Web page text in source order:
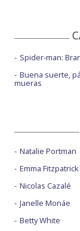
Spider-man:
Buena suerte,
mueras
Natalie Portman
Emma Fitzpatrick
Nicolas Cazalé
Janelle Monáe
Betty White